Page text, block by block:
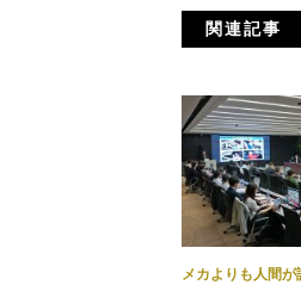
BMWはラグ
イメージさ
ンラグジュア
る。
関連記事
メカよりも人間が